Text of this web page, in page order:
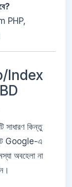
PHP,
Index
কিন্তু
Google-এ
অবহেলা না